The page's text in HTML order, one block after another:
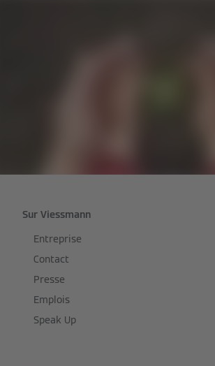
Sur Viessmann
Entreprise
Contact
Presse
Emplois
Speak Up